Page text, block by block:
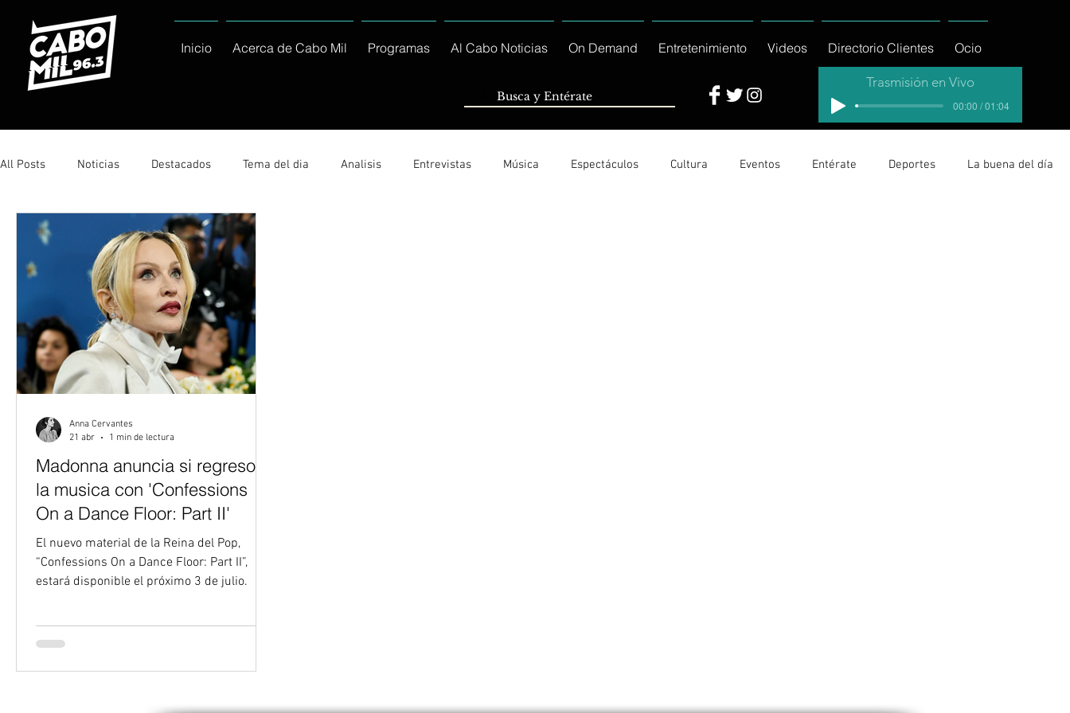
Inicio Acerca de Cabo Mil Programas Al Cabo Noticias On Demand Entretenimiento Videos Directorio Clientes Ocio
Trasmisión en Vivo
00:00 / 01:04
All Posts Noticias Destacados Tema del dia Analisis Entrevistas Música Espectáculos Cultura Eventos Entérate Deportes La buena del día
Sólo Tránsito Local Reportajes Especiales Al Cabo Notic
Servicio Social
Madonna anuncia si regreso a
la musica con 'Confessions
On a Dance Floor: Part II'
El nuevo material de la Reina del Pop,
“Confessions On a Dance Floor: Part II”,
estará disponible el próximo 3 de julio.
Anna Cervantes
21 abr
1 min de lectura